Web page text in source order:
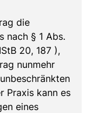
die
nach § 1 Abs.
20, 187 ),
nunmehr
Praxis kann es
eines